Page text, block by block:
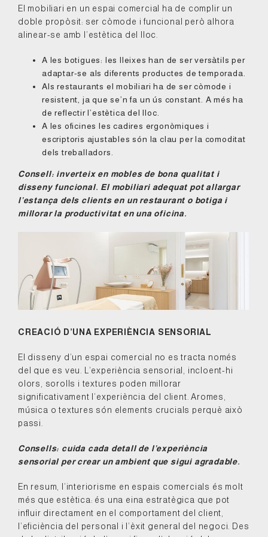
El mobiliari en un espai comercial ha de complir un
doble propòsit: ser còmode i funcional però alhora
alinear-se amb l’estètica del lloc.
A les botigues: les lleixes han de ser versàtils per
adaptar-se als diferents productes de temporada.
Als restaurants el mobiliari ha de ser còmode i
resistent, ja que se’n fa un ús constant. A més ha
de reflectir l’estètica del lloc.
A les oficines les cadires ergonòmiques i
escriptoris ajustables són la clau per la comoditat
dels treballadors.
Consell: inverteix en mobles de bona qualitat i
disseny funcional. El mobiliari adequat pot allargar
l’estança dels clients en un restaurant o botiga i
millorar la productivitat en una oficina.
CREACIÓ D’UNA EXPERIÈNCIA SENSORIAL
El disseny d’un espai comercial no es tracta només
del que es veu. L’experiència sensorial, incloent-hi
olors, sorolls i textures poden millorar
significativament l’experiència del client. Aromes,
música o textures són elements crucials perquè això
passi.
Consells: cuida cada detall de l’experiència
sensorial per crear un ambient que sigui agradable.
En resum, l’interiorisme en espais comercials és molt
més que estètica: és una eina estratègica que pot
influir directament en el comportament del client,
l’eficiència del personal i l’èxit general del negoci. Des